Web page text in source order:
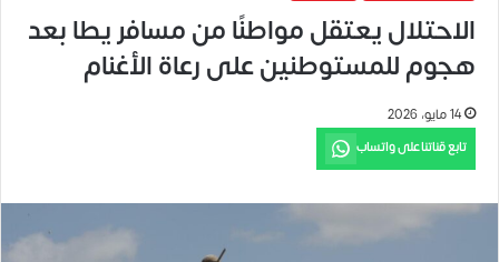
الاحتلال يعتقل مواطنًا من مسافر يطا بعد
هجوم للمستوطنين على رعاة الأغنام
14 مايو، 2026
تابع قناتنا على واتساب